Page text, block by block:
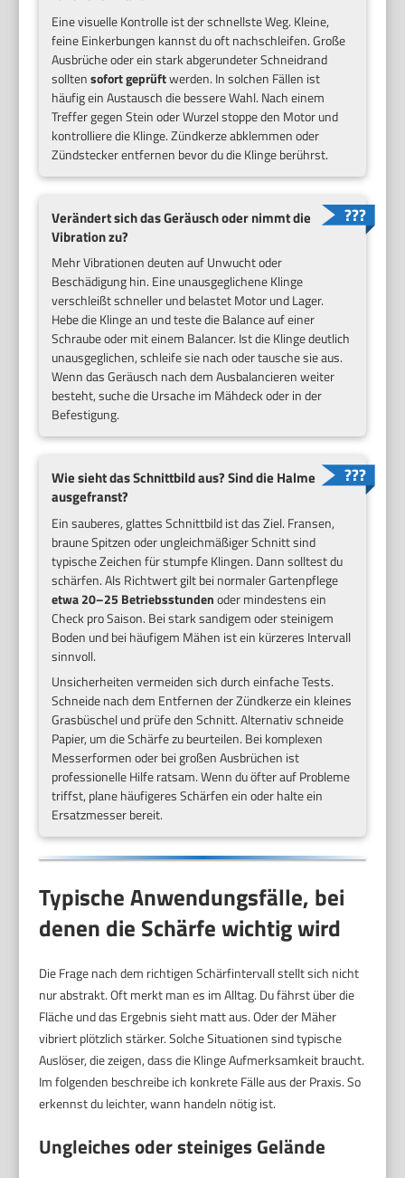
Eine visuelle Kontrolle ist der schnellste Weg. Kleine,
feine Einkerbungen kannst du oft nachschleifen. Große
Ausbrüche oder ein stark abgerundeter Schneidrand
solltensofort geprüftwerden. In solchen Fällen ist
häufig ein Austausch die bessere Wahl. Nach einem
Treffer gegen Stein oder Wurzel stoppe den Motor und
kontrolliere die Klinge. Zündkerze abklemmen oder
Zündstecker entfernen bevor du die Klinge berührst.
Verändert sich das Geräusch oder nimmt die
Vibration zu?
Mehr Vibrationen deuten auf Unwucht oder
Beschädigung hin. Eine unausgeglichene Klinge
verschleißt schneller und belastet Motor und Lager.
Hebe die Klinge an und teste die Balance auf einer
Schraube oder mit einem Balancer. Ist die Klinge deutlich
unausgeglichen, schleife sie nach oder tausche sie aus.
Wenn das Geräusch nach dem Ausbalancieren weiter
besteht, suche die Ursache im Mähdeck oder in der
Befestigung.
Wie sieht das Schnittbild aus? Sind die Halme
ausgefranst?
Ein sauberes, glattes Schnittbild ist das Ziel. Fransen,
braune Spitzen oder ungleichmäßiger Schnitt sind
typische Zeichen für stumpfe Klingen. Dann solltest du
schärfen. Als Richtwert gilt bei normaler Gartenpflege
etwa 20–25 Betriebsstundenoder mindestens ein
Check pro Saison. Bei stark sandigem oder steinigem
Boden und bei häufigem Mähen ist ein kürzeres Intervall
sinnvoll.
Unsicherheiten vermeiden sich durch einfache Tests.
Schneide nach dem Entfernen der Zündkerze ein kleines
Grasbüschel und prüfe den Schnitt. Alternativ schneide
Papier, um die Schärfe zu beurteilen. Bei komplexen
Messerformen oder bei großen Ausbrüchen ist
professionelle Hilfe ratsam. Wenn du öfter auf Probleme
triffst, plane häufigeres Schärfen ein oder halte ein
Ersatzmesser bereit.
Typische Anwendungsfälle, bei
denen die Schärfe wichtig wird
Die Frage nach dem richtigen Schärfintervall stellt sich nicht
nur abstrakt. Oft merkt man es im Alltag. Du fährst über die
Fläche und das Ergebnis sieht matt aus. Oder der Mäher
vibriert plötzlich stärker. Solche Situationen sind typische
Auslöser, die zeigen, dass die Klinge Aufmerksamkeit braucht.
Im folgenden beschreibe ich konkrete Fälle aus der Praxis. So
erkennst du leichter, wann handeln nötig ist.
Ungleiches oder steiniges Gelände